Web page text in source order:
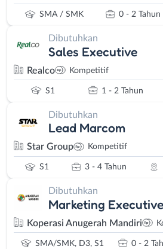
SMA / SMK 0 - 2 Tahun
Dibutuhkan
Sales Executive
Realco Kompetitif
S1 1 - 2 Tahun
Dibutuhkan
Lead Marcom
Star Group Kompetitif
S1 3 - 4 Tahun
Dibutuhkan
Marketing Executive
Koperasi Anugerah Mandiri
SMA/SMK, D3, S1 0 - 2